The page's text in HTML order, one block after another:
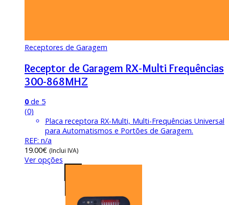
Receptores de Garagem
Receptor de Garagem RX-Multi Frequências
300-868MHZ
0de 5
(0)
Placa receptora RX-Multi, Multi-Frequências Universal
para Automatismos e Portões de Garagem.
REF: n/a
19.00€ (Inclui IVA)
Ver opções